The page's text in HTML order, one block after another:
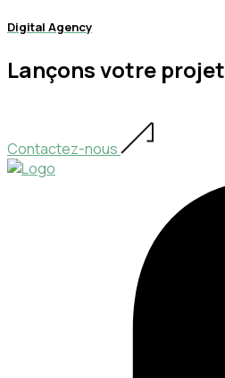
Digital Agency
Lançons votre projet
Contactez-nous